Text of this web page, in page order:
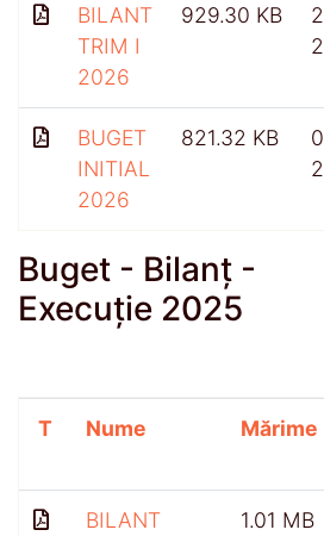
BILANT
TRIM I
2026
929.30 KB
BUGET
INITIAL
2026
821.32 KB
Buget - Bilanț -
Execuție 2025
T Nume Mărime
BILANT
1.01 MB